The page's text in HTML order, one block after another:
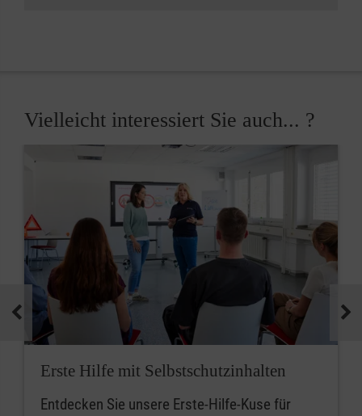
Vielleicht interessiert Sie auch... ?
Erste Hilfe mit Selbstschutzinhalten
Entdecken Sie unsere Erste-Hilfe-Kuse für